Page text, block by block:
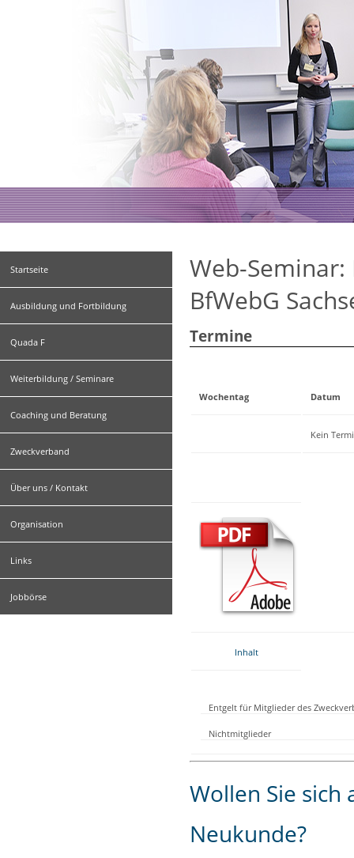
Startseite
Ausbildung und Fortbildung
Quada F
Weiterbildung / Seminare
Coaching und Beratung
Zweckverband
Über uns / Kontakt
Organisation
Links
Jobbörse
Web-
BfWebG
Termine
Wochentag Datum
Kein
Inhalt
Entgelt für Mitglieder des
Nichtmitglieder
Wollen Sie sich
Neukunde?